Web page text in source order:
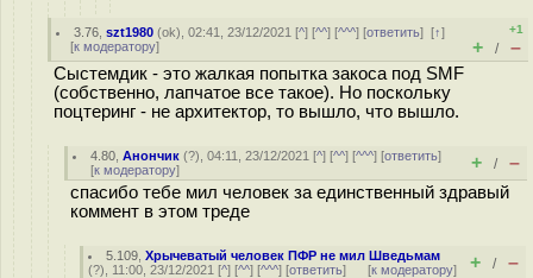
3.76 ,szt1980 (ok), 02:41, 23/12/2021 [^] [^^] [^^^] [ответить][↑]
[к модератору]
+1
+ / –
Сыстемдик - это жалкая попытка закоса под SMF
(собственно, лапчатое все такое). Но поскольку
поцтеринг - не архитектор, то вышло, что вышло.
4.80 ,Анончик (?), 04:11, 23/12/2021 [^] [^^] [^^^] [ответить]
[к модератору] + / –
спасибо тебе мил человек за единственный здравый
коммент в этом треде
5.109 ,Хрычеватый человек ПФР не мил Шведьмам
(?), 11:00, 23/12/2021 [^] [^^] [^^^] [ответить] [к модератору] + / –